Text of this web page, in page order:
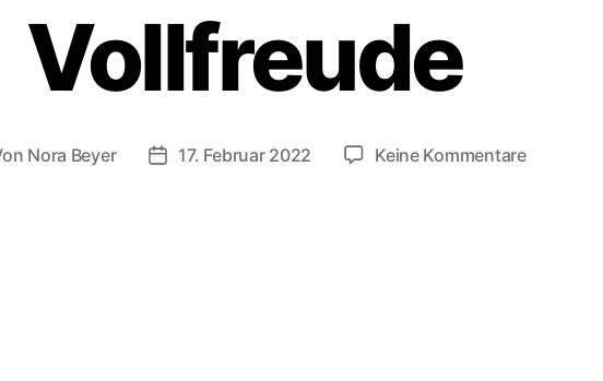
Vollfreude
Nora Beyer Beitragsdatum
17. Februar 2022 Keine Kommentarezu